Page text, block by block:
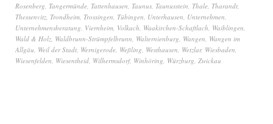
Rosenberg, Tangermünde, Tattenhausen, Taunus, Taunusstein, Thale, Tharandt,
Thessenvitz, Trondheim, Trossingen, Tübingen, Unterhausen, Unternehmen,
Unternehmensberatung, Viernheim, Volkach, Waakirchen-Schaftlach, Waiblingen,
Wald & Holz, Waldbrunn-Strümpfelbrunn, Walternienburg, Wangen, Wangen im
Allgäu, Weil der Stadt, Wernigerode, Weßling, Westhausen, Wetzlar, Wiesbaden,
Wiesenfelden, Wiesentheid, Wilhermsdorf, Winhöring, Würzburg, Zwickau